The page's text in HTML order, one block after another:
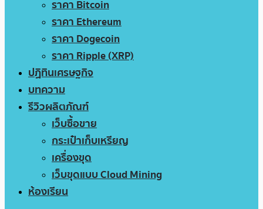
ราคา Bitcoin
ราคา Ethereum
ราคา Dogecoin
ราคา Ripple (XRP)
ปฏิทินเศรษฐกิจ
บทความ
รีวิวผลิตภัณฑ์
เว็บซื้อขาย
กระเป๋าเก็บเหรียญ
เครื่องขุด
เว็บขุดแบบ Cloud Mining
ห้องเรียน